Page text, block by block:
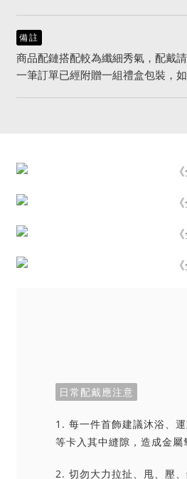
備註
商品配鏈搭配較為纖細秀氣，配戴
一筆訂單已經附贈一組禮盒包裝，
日常配戴應注意
1. 每一件首飾建議沐浴、
等卡入其中縫隙，造成金屬
2. 切勿大力拉扯、甩、壓